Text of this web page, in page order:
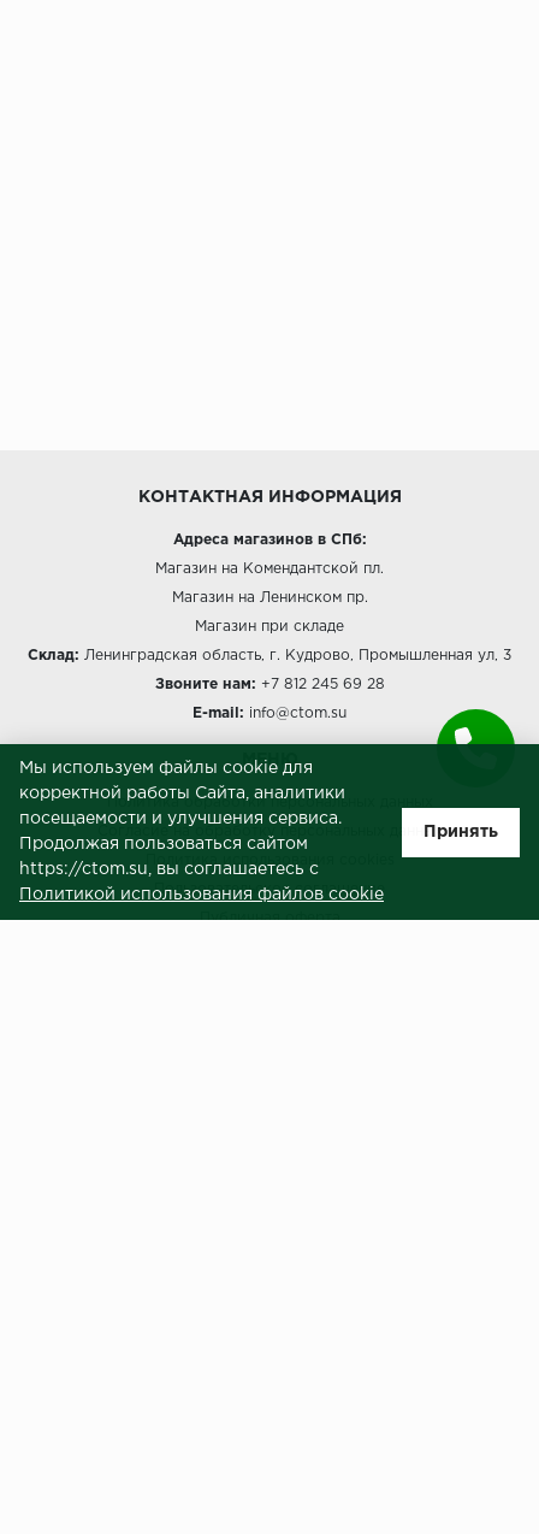
КОНТАКТНАЯ ИНФОРМАЦИЯ
Адреса магазинов в СПб:
Магазин на Комендантской пл.
Магазин на Ленинском пр.
Магазин при складе
Склад: Ленинградская область, г. Кудрово, Промышленная ул, 3
Звоните нам: +7 812 245 69 28
E-mail: info@ctom.su
МЕНЮ
Политика обработки персональных данных
Согласие на обработку персональных данных
Пользовательское соглашение
Публичная оферта
Мы используем файлы cookie для
корректной работы Сайта, аналитики
посещаемости и улучшения сервиса.
Продолжая пользоваться сайтом
https://ctom.su, вы соглашаетесь с
Политикой использования файлов cookie
Принять